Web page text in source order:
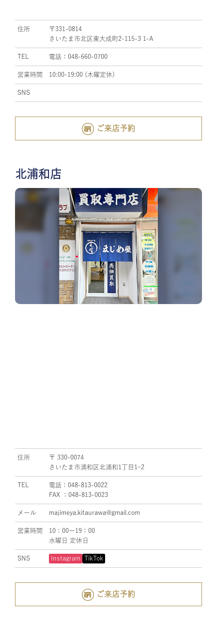
住所
〒331-0814
さいたま市北区東大成町2-115-3 1-A
TEL 電話：048-660-0700
営業時間 10:00-19:00 (木曜定休)
SNS
ご来店予約
北浦和店
住所
〒 330-0074
さいたま市浦和区北浦和1丁目1ｰ2
TEL
電話：048-813-0022
FAX ：048-813-0023
メール majimeya.kitaurawa@gmail.com
営業時間
10：00ー19：00
水曜日 定休日
SNS Instagram TikTok
ご来店予約